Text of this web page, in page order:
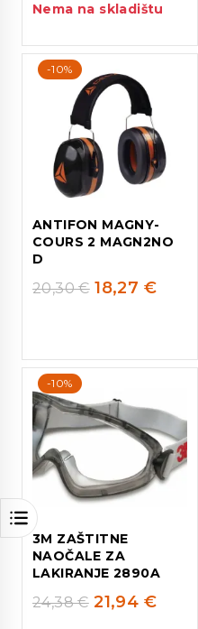
Nema na skladištu
-10%
ANTIFON MAGNY-
COURS 2 MAGN2NO
D
20,30€ 18,27 €
-10%
3M ZAŠTITNE
NAOČALE ZA
LAKIRANJE 2890A
24,38€ 21,94 €